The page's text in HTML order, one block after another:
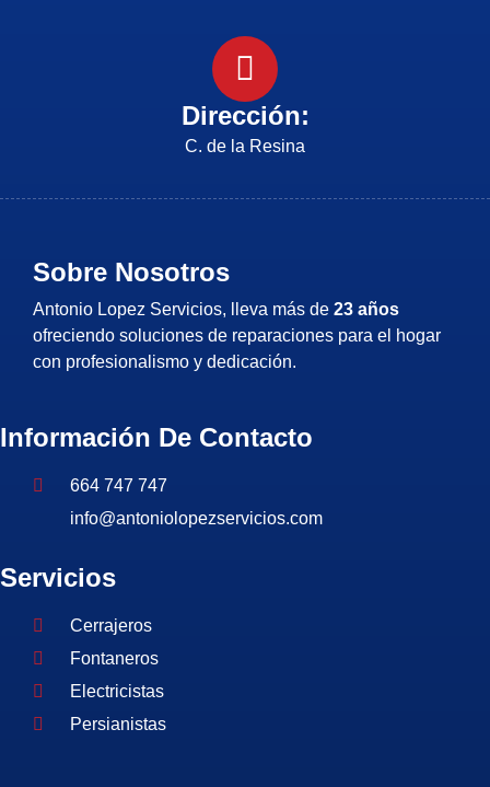
Dirección:
C. de la Resina
Sobre Nosotros
Antonio Lopez Servicios, lleva más de 23 años
ofreciendo soluciones de reparaciones para el hogar
con profesionalismo y dedicación.
Información De Contacto
664 747 747
info@antoniolopezservicios.com
Servicios
Cerrajeros
Fontaneros
Electricistas
Persianistas